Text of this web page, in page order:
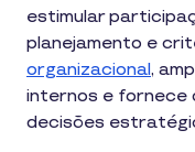
estimular
planejamento e
organizacional,
internos e fornece
decisões